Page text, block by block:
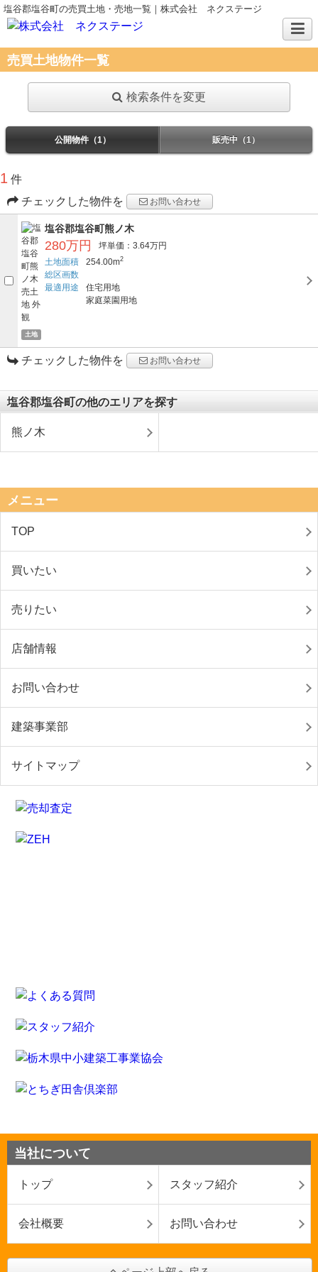
塩谷郡塩谷町の売買土地・売地一覧｜株式会社 ネクステージ
売買土地物件一覧
検索条件を変更
公開物件（1） 販売中（1）
1 件
チェックした物件を
お問い合わせ
土地
塩谷郡塩谷町熊ノ木
280万円
坪単価：3.64万円
土地面積
254.00m2
総区画数
最適用途
住宅用地
家庭菜園用地
チェックした物件を お問い合わせ
塩谷郡塩谷町の他のエリアを探す
熊ノ木
メニュー
TOP
買いたい
売りたい
店舗情報
お問い合わせ
建築事業部
サイトマップ
当社について
トップ スタッフ紹介
会社概要 お問い合わせ